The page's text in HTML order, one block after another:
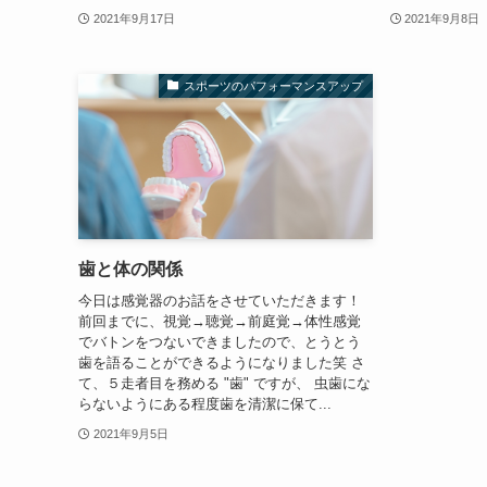
2021年9月17日 2021年9月8日
スポーツのパフォーマンスアップ
歯と体の関係
今日は感覚器のお話をさせていただきます！
前回までに、視覚→聴覚→前庭覚→体性感覚
でバトンをつないできましたので、とうとう
歯を語ることができるようになりました笑 さ
て、５走者目を務める "歯" ですが、 虫歯にな
らないようにある程度歯を清潔に保て...
2021年9月5日